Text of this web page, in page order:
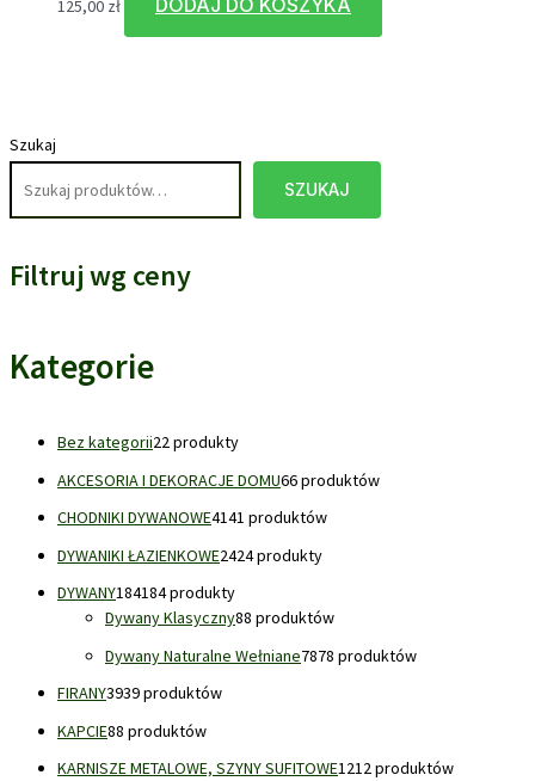
Szukaj
SZUKAJ
Filtruj wg ceny
Kategorie
Bez kategorii22 produkty
AKCESORIA I DEKORACJE DOMU66 produktów
CHODNIKI DYWANOWE4141 produktów
DYWANIKI ŁAZIENKOWE2424 produkty
DYWANY184184 produkty
Dywany Klasyczny88 produktów
Dywany Naturalne Wełniane7878 produktów
FIRANY3939 produktów
KAPCIE88 produktów
KARNISZE METALOWE, SZYNY SUFITOWE1212 produktów
125,00 zł DODAJ DO KOSZYKA